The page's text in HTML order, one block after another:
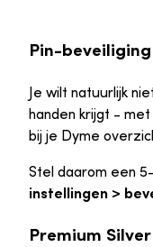
Pin-beveiliging
Je wilt natuurlijk
handen krijgt -
bij je Dyme
Stel daarom een
instellingen >
Premium